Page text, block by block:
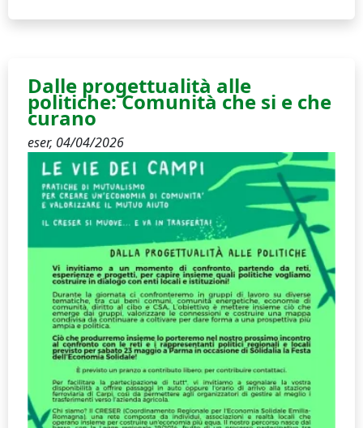
Dalle progettualità alle
politiche: Comunità che si e che
curano
eser, 04/04/2026